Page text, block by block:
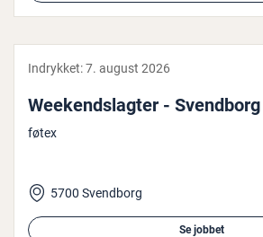
Indrykket:7. august 2026
We­e­kendslag­ter - Svendborg
føtex
5700 Svendborg
Se jobbet